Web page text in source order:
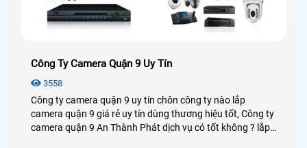
Công Ty Camera Quận 9 Uy Tín
3558
Công ty camera quận 9 uy tín chôn công ty nào lắp
camera quận 9 giá rẻ uy tín dùng thương hiệu tốt, Công ty
camera quận 9 An Thành Phát dịch vụ có tốt không ? lắp